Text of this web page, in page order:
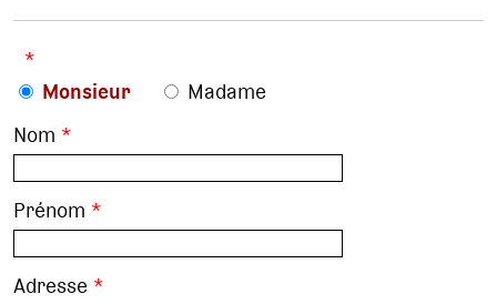
*
Monsieur
Madame
Nom *
Prénom *
Adresse *